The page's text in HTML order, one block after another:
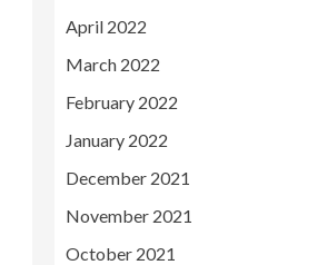
April 2022
March 2022
February 2022
January 2022
December 2021
November 2021
October 2021